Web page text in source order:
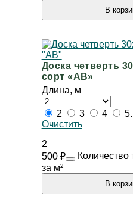
В
Доска четверть
сорт «АВ»
Длина, м
2 3 4
Очистить
2
500 ₽
за м²
Количество
В